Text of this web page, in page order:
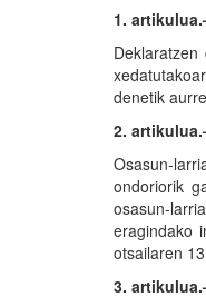
1.
denetik
2.
Osasun-
ondoriorik
osasun-
eragindako
otsailaren
3.